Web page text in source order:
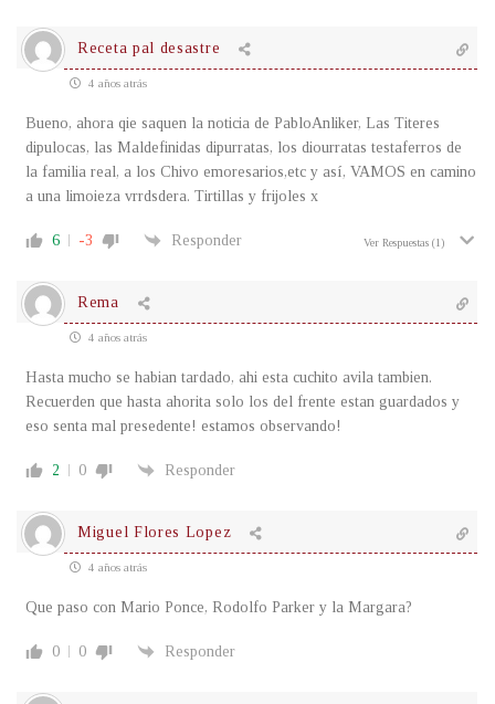
Receta pal desastre
4 años atrás
Bueno, ahora qie saquen la noticia de PabloAnliker, Las Titeres
dipulocas, las Maldefinidas dipurratas, los diourratas testaferros de
la familia real, a los Chivo emoresarios,etc y así, VAMOS en camino
a una limoieza vrrdsdera. Tirtillas y frijoles x
6 -3 Responder Ver Respuestas (1)
Rema
4 años atrás
Hasta mucho se habian tardado, ahi esta cuchito avila tambien.
Recuerden que hasta ahorita solo los del frente estan guardados y
eso senta mal presedente! estamos observando!
2 0 Responder
Miguel Flores Lopez
4 años atrás
Que paso con Mario Ponce, Rodolfo Parker y la Margara?
0 0 Responder